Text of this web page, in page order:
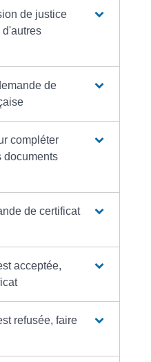
de justice
d'autres
de
compléter
documents
de certificat
acceptée,
refusée, faire